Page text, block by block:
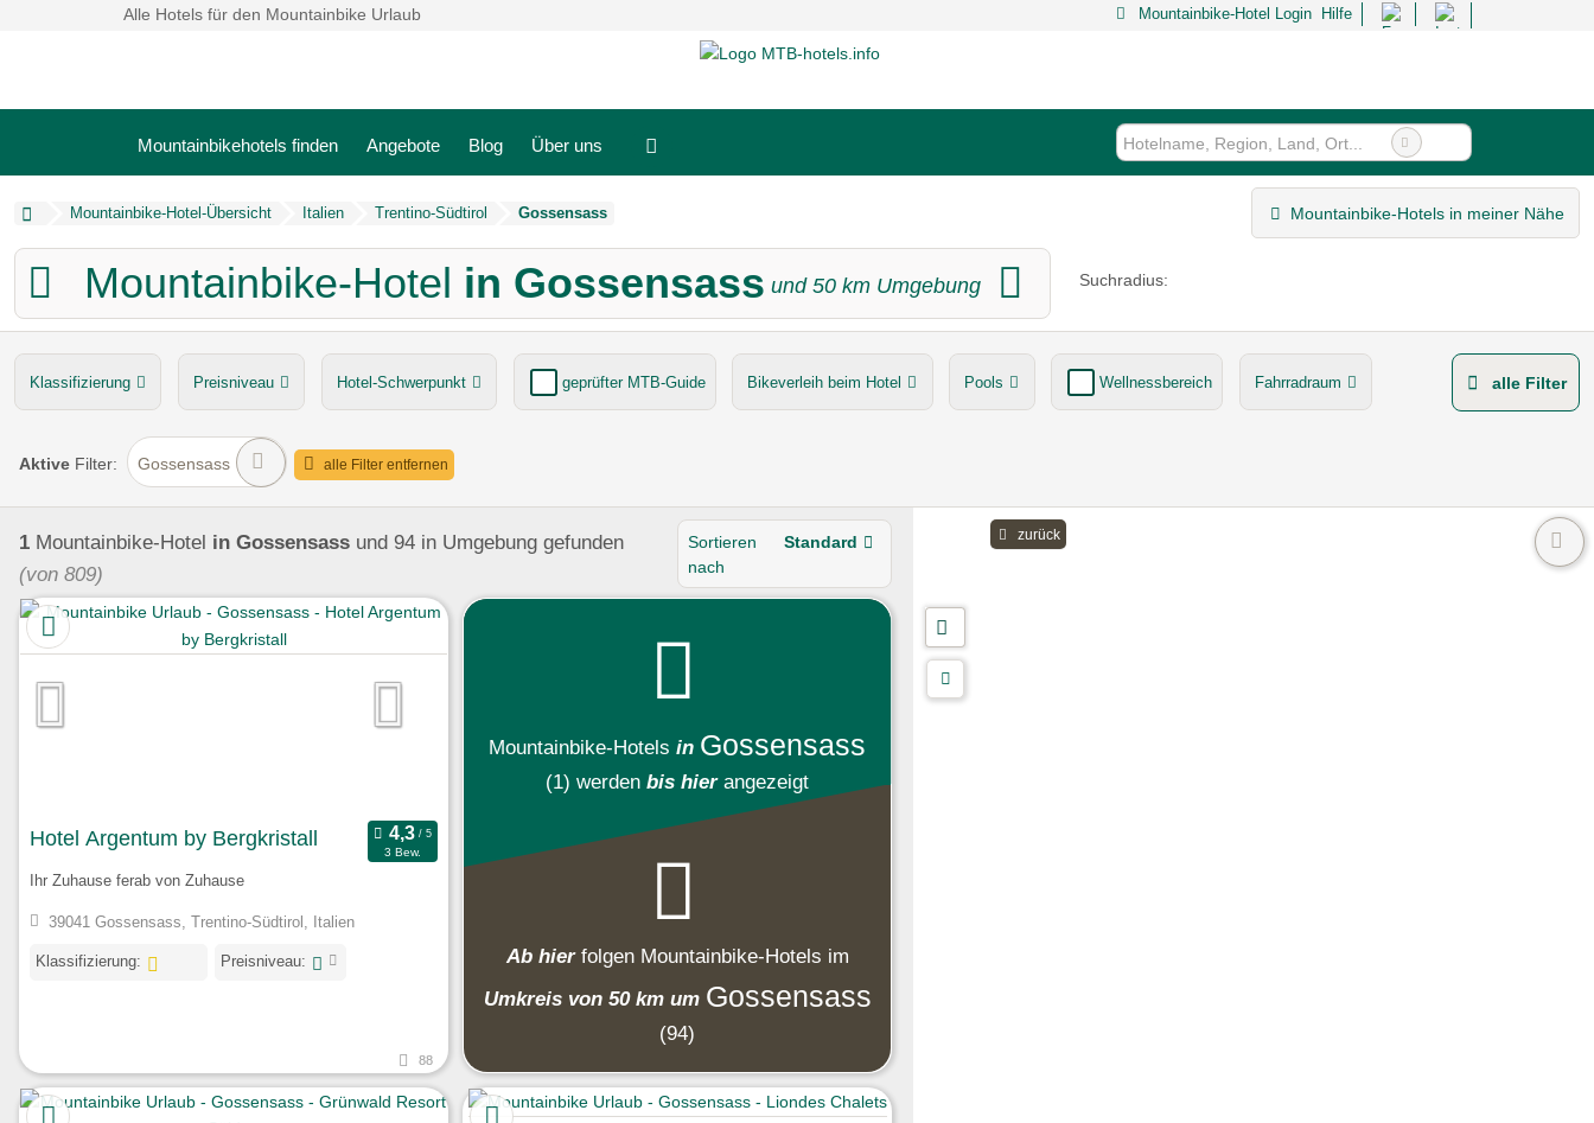
Alle Hotels für den Mountainbike Urlaub Mountainbike-Hotel Login Hilfe
Mountainbikehotels finden Angebote Blog Über uns
Mountainbike-Hotel-Übersicht Italien Trentino-Südtirol Gossensass Mountainbike-Hotels in meiner Nähe
Mountainbike-Hotel in Gossensass und 50 km Umgebung Suchradius:
Klassifizierung Preisniveau Hotel-Schwerpunkt geprüfter MTB-Guide Bikeverleih beim Hotel Pools Wellnessbereich Fahrradraum
Servicestation organisierter Transport zu Touren
alle Filter
Aktive Filter: Gossensass alle Filter entfernen
1 Mountainbike-Hotel in Gossensass und 94 in Umgebung gefunden
(von 809)
Sortieren
nach
Standard
Hotel Argentum by Bergkristall
3 Bew.
Ihr Zuhause ferab von Zuhause
39041 Gossensass, Trentino-Südtirol, Italien
Klassifizierung: Preisniveau:
88
Mountainbike-Hotels in Gossensass
(1) werden bis hierangezeigt
Ab hier folgen Mountainbike-Hotels im
Umkreis von 50 km um Gossensass
(94)
zurück